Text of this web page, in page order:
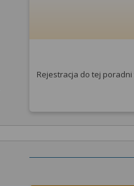
Rejestracja do tej